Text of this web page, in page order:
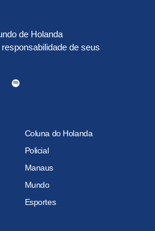
de Holanda
de seus
Coluna do Holanda
Policial
Manaus
Mundo
Esportes